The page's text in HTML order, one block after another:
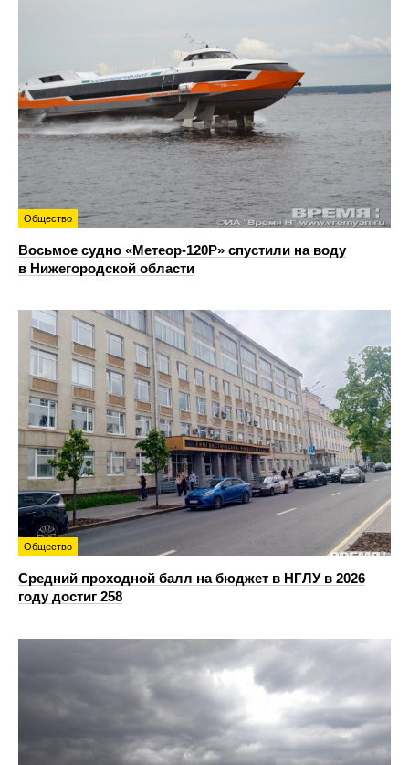
Общество
Восьмое судно «Метеор-120Р» спустили на воду
в Нижегородской области
Общество
Средний проходной балл на бюджет в НГЛУ в 2026
году достиг 258